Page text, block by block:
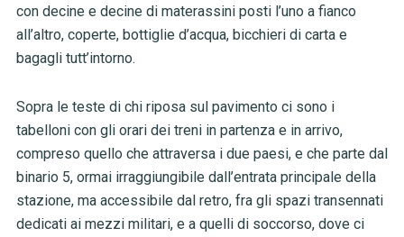
con decine e decine di materassini posti l’uno a fianco
all’altro, coperte, bottiglie d’acqua, bicchieri di carta e
bagagli tutt’intorno.
Sopra le teste di chi riposa sul pavimento ci sono i
tabelloni con gli orari dei treni in partenza e in arrivo,
compreso quello che attraversa i due paesi, e che parte dal
binario 5, ormai irraggiungibile dall’entrata principale della
stazione, ma accessibile dal retro, fra gli spazi transennati
dedicati ai mezzi militari, e a quelli di soccorso, dove ci